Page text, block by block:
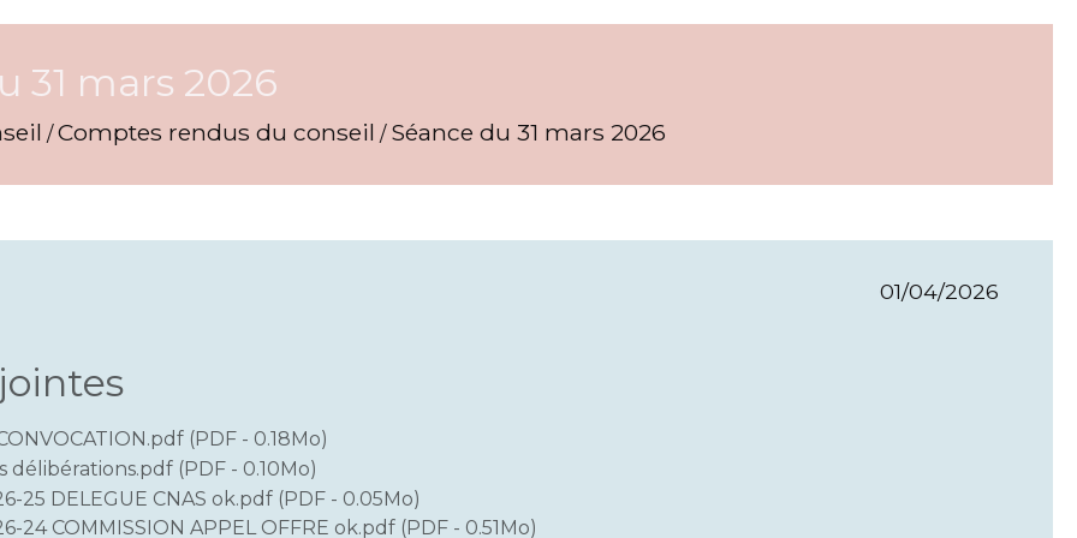
31 mars 2026
/Comptes rendus du conseil / Séance du 31 mars 2026
01/04/2026
(PDF - 0.18Mo)
délibérations.pdf (PDF - 0.10Mo)
25 DELEGUE CNAS ok.pdf (PDF - 0.05Mo)
24 COMMISSION APPEL OFFRE ok.pdf (PDF - 0.51Mo)